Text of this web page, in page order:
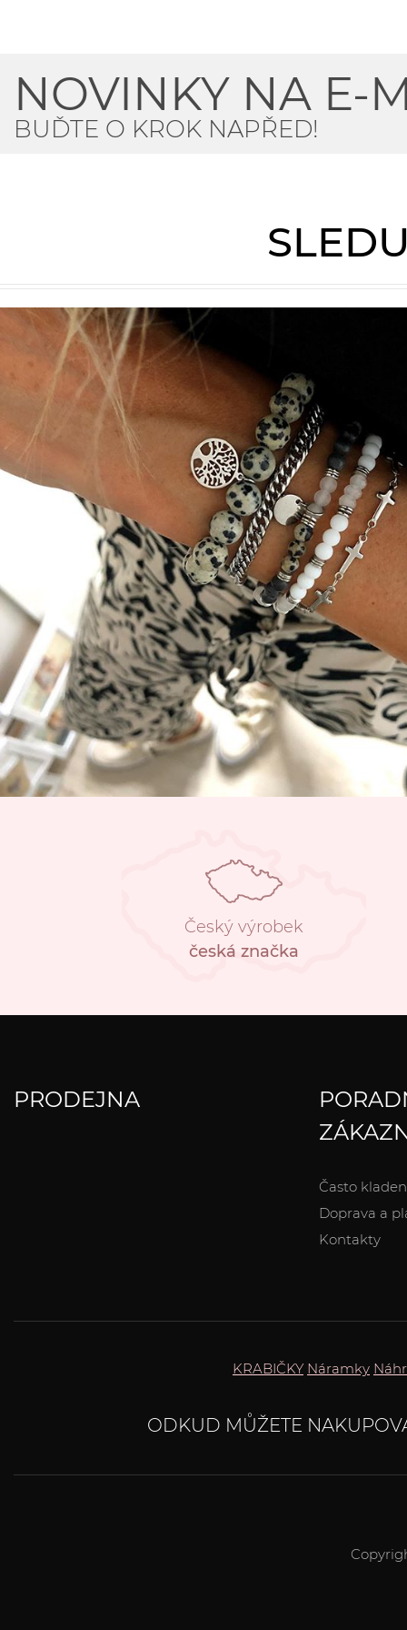
NOVINKY NA E-
BUĎTE O KROK NAPŘED!
Český výrobek
česká značka
PRODEJNA
Často
Doprava a
Kontakty
KRABIČKY Náramky
ODKUD MŮŽETE